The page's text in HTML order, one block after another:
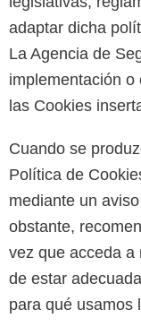
adaptar dicha
La Agencia de
implementación
las Cookies
Cuando se
Política de
mediante un
obstante,
vez que acceda a
de estar
para qué usamos